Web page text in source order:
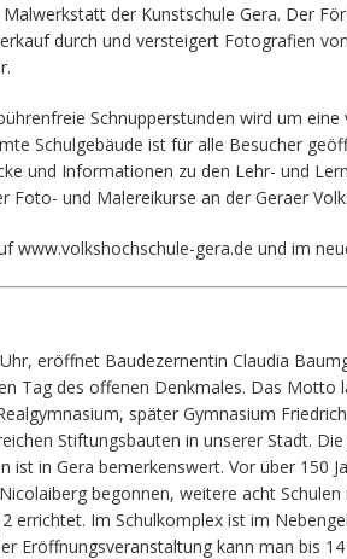
Malwerkstatt der Kunstschule Gera. Der
durch und versteigert Fotografien
Schnupperstunden wird um eine
Schulgebäude ist für alle Besucher
und Informationen zu den Lehr- und
Foto- und Malereikurse an der Geraer
www.volkshochschule-gera.de und im
eröffnet Baudezernentin Claudia
Tag des offenen Denkmales. Das Motto
später Gymnasium
Stiftungsbauten in unserer Stadt.
ist in Gera bemerkenswert. Vor über 150
begonnen, weitere acht
errichtet. Im Schulkomplex ist im
Eröffnungsveranstaltung kann man bis